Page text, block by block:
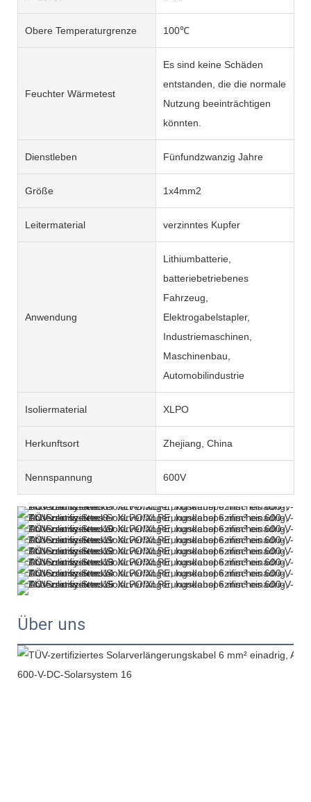
Obere Temperaturgrenze 100℃
Feuchter Wärmetest
Es sind keine Schäden
entstanden, die die normale
Nutzung beeinträchtigen
könnten.
Dienstleben Fünfundzwanzig Jahre
Größe 1x4mm2
Leitermaterial verzinntes Kupfer
Anwendung
Lithiumbatterie,
batteriebetriebenes
Fahrzeug,
Elektrogabelstapler,
Industriemaschinen,
Maschinenbau,
Automobilindustrie
Isoliermaterial XLPO
Herkunftsort Zhejiang, China
Nennspannung 600V
Über uns